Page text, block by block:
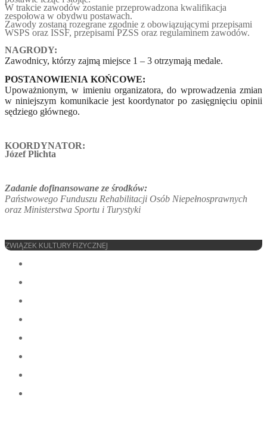
W trakcie zawodów zostanie przeprowadzona kwalifikacja
zespołowa w obydwu postawach.
Zawody zostaną rozegrane zgodnie z obowiązującymi przepisami
WSPS oraz ISSF, przepisami PZSS oraz regulaminem zawodów.
NAGRODY:
Zawodnicy, którzy zajmą miejsce 1 – 3 otrzymają medale.
POSTANOWIENIA KOŃCOWE:
Upoważnionym, w imieniu organizatora, do wprowadzenia zmian
w niniejszym komunikacie jest koordynator po zasięgnięciu opinii
sędziego głównego.
KOORDYNATOR:
Józef Plichta
Zadanie dofinansowane ze środków:
Państwowego Funduszu Rehabilitacji Osób Niepełnosprawnych
oraz Ministerstwa Sportu i Turystyki
ZWIĄZEK KULTURY FIZYCZNEJ